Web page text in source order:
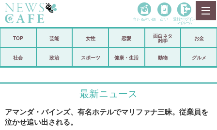
政治
スポーツ
恋愛 ビックリ
当たる占い師 占い 登録• ログイン
マイルーム
TOP 芸能 女性 恋愛
面白ネタ
雑学
お金
社会 政治 スポーツ 健康・生活 動物 グルメ
最新ニュース
アマンダ・バインズ、有名ホテルでマリファナ三昧。従業員を
泣かせ追い出される。